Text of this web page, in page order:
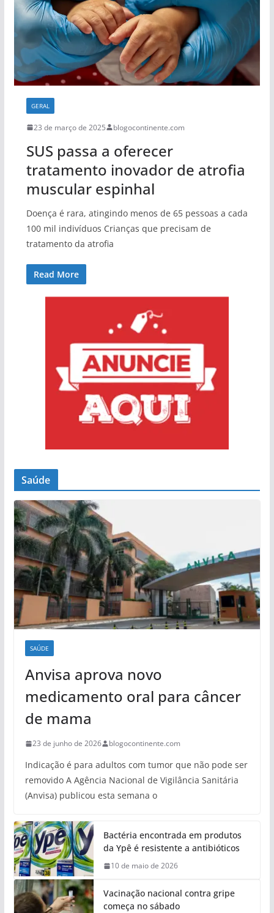
GERAL
23 de março de 2025 blogocontinente.com
SUS passa a oferecer
tratamento inovador de atrofia
muscular espinhal
Doença é rara, atingindo menos de 65 pessoas a cada
100 mil indivíduos Crianças que precisam de
tratamento da atrofia
Read More
Saúde
SAÚDE
Anvisa aprova novo
medicamento oral para câncer
de mama
23 de junho de 2026 blogocontinente.com
Indicação é para adultos com tumor que não pode ser
removido A Agência Nacional de Vigilância Sanitária
(Anvisa) publicou esta semana o
Bactéria encontrada em produtos
da Ypê é resistente a antibióticos
10 de maio de 2026
Vacinação nacional contra gripe
começa no sábado